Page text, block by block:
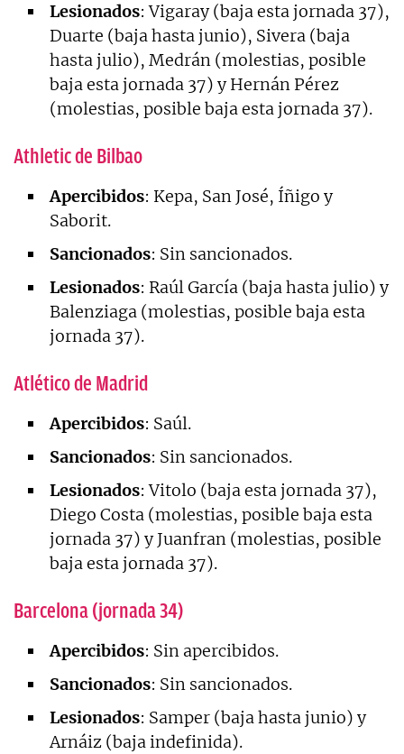
Lesionados: Vigaray (baja esta jornada 37),
Duarte (baja hasta junio), Sivera (baja
hasta julio), Medrán (molestias, posible
baja esta jornada 37) y Hernán Pérez
(molestias, posible baja esta jornada 37).
Athletic de Bilbao
Apercibidos: Kepa, San José, Íñigo y
Saborit.
Sancionados: Sin sancionados.
Lesionados: Raúl García (baja hasta julio) y
Balenziaga (molestias, posible baja esta
jornada 37).
Atlético de Madrid
Apercibidos: Saúl.
Sancionados: Sin sancionados.
Lesionados: Vitolo (baja esta jornada 37),
Diego Costa (molestias, posible baja esta
jornada 37) y Juanfran (molestias, posible
baja esta jornada 37).
Barcelona (jornada 34)
Apercibidos: Sin apercibidos.
Sancionados: Sin sancionados.
Lesionados: Samper (baja hasta junio) y
Arnáiz (baja indefinida).